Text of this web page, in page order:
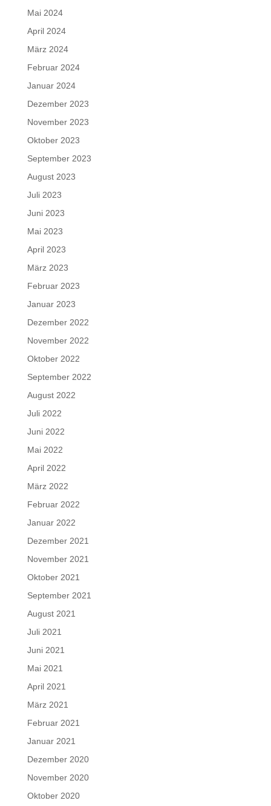
Mai 2024
April 2024
März 2024
Februar 2024
Januar 2024
Dezember 2023
November 2023
Oktober 2023
September 2023
August 2023
Juli 2023
Juni 2023
Mai 2023
April 2023
März 2023
Februar 2023
Januar 2023
Dezember 2022
November 2022
Oktober 2022
September 2022
August 2022
Juli 2022
Juni 2022
Mai 2022
April 2022
März 2022
Februar 2022
Januar 2022
Dezember 2021
November 2021
Oktober 2021
September 2021
August 2021
Juli 2021
Juni 2021
Mai 2021
April 2021
März 2021
Februar 2021
Januar 2021
Dezember 2020
November 2020
Oktober 2020